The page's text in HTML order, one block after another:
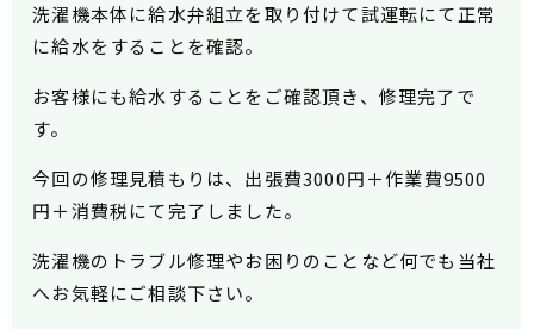
洗濯機本体に給水弁組立を取り付けて試運転にて正常
に給水をすることを確認。
お客様にも給水することをご確認頂き、修理完了で
す。
今回の修理見積もりは、出張費3000円＋作業費9500
円＋消費税にて完了しました。
洗濯機のトラブル修理やお困りのことなど何でも当社
へお気軽にご相談下さい。